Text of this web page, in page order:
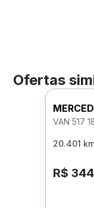
Ofertas
VAN 517
20.401
R$